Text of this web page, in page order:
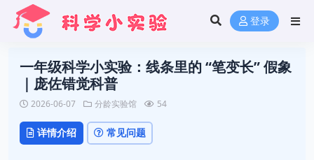
登录
一年级科学小实验：线条里的 “笔变长” 假象
｜庞佐错觉科普
2026-06-07 分龄实验馆 54
详情介绍 常见问题